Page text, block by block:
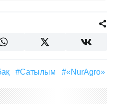
#сатылым #«NurAgro»